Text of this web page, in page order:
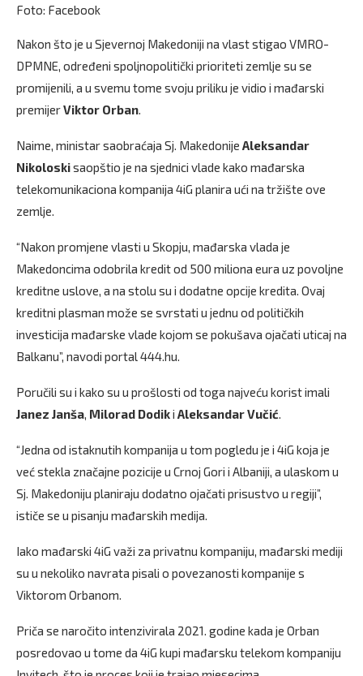
Foto: Facebook
Nakon što je u Sjevernoj Makedoniji na vlast stigao VMRO-
DPMNE, određeni spoljnopolitički prioriteti zemlje su se
promijenili, a u svemu tome svoju priliku je vidio i mađarski
premijerViktor Orban.
Naime, ministar saobraćaja Sj. Makedonije Aleksandar
Nikoloskisaopštio je na sjednici vlade kako mađarska
telekomunikaciona kompanija 4iG planira ući na tržište ove
zemlje.
“Nakon promjene vlasti u Skopju, mađarska vlada je
Makedoncima odobrila kredit od 500 miliona eura uz povoljne
kreditne uslove, a na stolu su i dodatne opcije kredita. Ovaj
kreditni plasman može se svrstati u jednu od političkih
investicija mađarske vlade kojom se pokušava ojačati uticaj na
Balkanu”, navodi portal 444.hu.
Poručili su i kako su u prošlosti od toga najveću korist imali
Janez Janša, Milorad Dodiki Aleksandar Vučić.
“Jedna od istaknutih kompanija u tom pogledu je i 4iG koja je
već stekla značajne pozicije u Crnoj Gori i Albaniji, a ulaskom u
Sj. Makedoniju planiraju dodatno ojačati prisustvo u regiji”,
ističe se u pisanju mađarskih medija.
Iako mađarski 4iG važi za privatnu kompaniju, mađarski mediji
su u nekoliko navrata pisali o povezanosti kompanije s
Viktorom Orbanom.
Priča se naročito intenzivirala 2021. godine kada je Orban
posredovao u tome da 4iG kupi mađarsku telekom kompaniju